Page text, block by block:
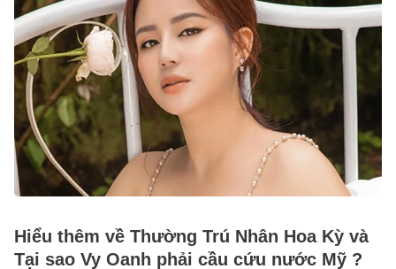
Hiểu thêm về Thường Trú Nhân Hoa Kỳ và
Tại sao Vy Oanh phải cầu cứu nước Mỹ ?